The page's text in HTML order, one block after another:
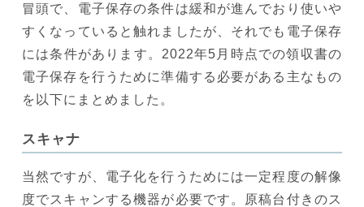
冒頭で、電子保存の条件は緩和が進んでおり使いや
すくなっていると触れましたが、それでも電子保存
には条件があります。2022年5月時点での領収書の
電子保存を行うために準備する必要がある主なもの
を以下にまとめました。
スキャナ
当然ですが、電子化を行うためには一定程度の解像
度でスキャンする機器が必要です。原稿台付きのス